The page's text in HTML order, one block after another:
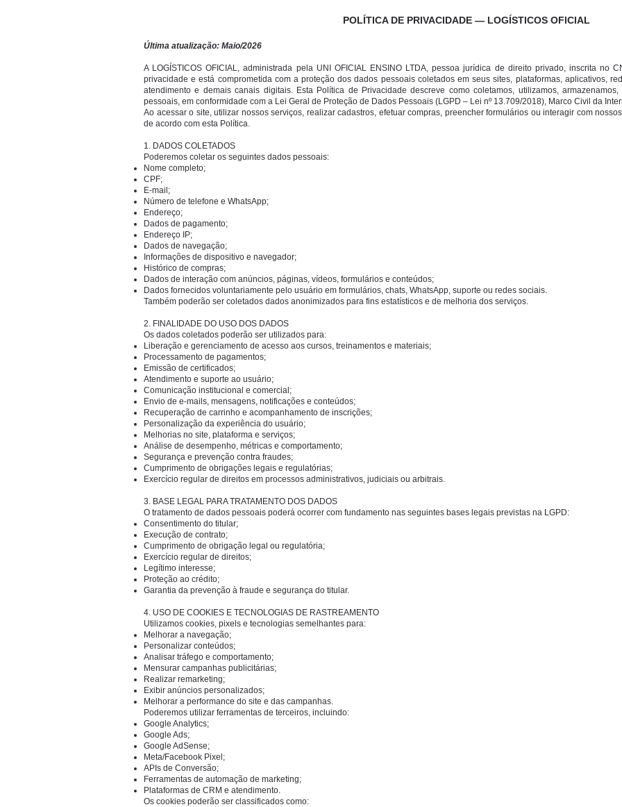
POLÍTICA DE PRIVACIDADE — LOGÍSTICOS OFICIAL
Última atualização: Maio/2026
A LOGÍSTICOS OFICIAL, administrada pela UNI OFICIAL ENSINO LTDA, pessoa jurídica de direito privado, inscrita no
privacidade e está comprometida com a proteção dos dados pessoais coletados em seus sites, plataformas, aplicativos,
atendimento e demais canais digitais. Esta Política de Privacidade descreve como coletamos, utilizamos,
pessoais, em conformidade com a Lei Geral de Proteção de Dados Pessoais (LGPD – Lei nº 13.709/2018), Marco Civil da
Ao acessar o site, utilizar nossos serviços, realizar cadastros, efetuar compras, preencher formulários ou interagir com
de acordo com esta Política.
1. DADOS COLETADOS
Poderemos coletar os seguintes dados pessoais:
Nome completo;
CPF;
E-mail;
Número de telefone e WhatsApp;
Endereço;
Dados de pagamento;
Endereço IP;
Dados de navegação;
Informações de dispositivo e navegador;
Histórico de compras;
Dados de interação com anúncios, páginas, vídeos, formulários e conteúdos;
Dados fornecidos voluntariamente pelo usuário em formulários, chats, WhatsApp, suporte ou redes sociais.
Também poderão ser coletados dados anonimizados para fins estatísticos e de melhoria dos serviços.
2. FINALIDADE DO USO DOS DADOS
Os dados coletados poderão ser utilizados para:
Liberação e gerenciamento de acesso aos cursos, treinamentos e materiais;
Processamento de pagamentos;
Emissão de certificados;
Atendimento e suporte ao usuário;
Comunicação institucional e comercial;
Envio de e-mails, mensagens, notificações e conteúdos;
Recuperação de carrinho e acompanhamento de inscrições;
Personalização da experiência do usuário;
Melhorias no site, plataforma e serviços;
Análise de desempenho, métricas e comportamento;
Segurança e prevenção contra fraudes;
Cumprimento de obrigações legais e regulatórias;
Exercício regular de direitos em processos administrativos, judiciais ou arbitrais.
3. BASE LEGAL PARA TRATAMENTO DOS DADOS
O tratamento de dados pessoais poderá ocorrer com fundamento nas seguintes bases legais previstas na LGPD:
Consentimento do titular;
Execução de contrato;
Cumprimento de obrigação legal ou regulatória;
Exercício regular de direitos;
Legítimo interesse;
Proteção ao crédito;
Garantia da prevenção à fraude e segurança do titular.
4. USO DE COOKIES E TECNOLOGIAS DE RASTREAMENTO
Utilizamos cookies, pixels e tecnologias semelhantes para:
Melhorar a navegação;
Personalizar conteúdos;
Analisar tráfego e comportamento;
Mensurar campanhas publicitárias;
Realizar remarketing;
Exibir anúncios personalizados;
Melhorar a performance do site e das campanhas.
Poderemos utilizar ferramentas de terceiros, incluindo:
Google Analytics;
Google Ads;
Google AdSense;
Meta/Facebook Pixel;
APIs de Conversão;
Ferramentas de automação de marketing;
Plataformas de CRM e atendimento.
Os cookies poderão ser classificados como: